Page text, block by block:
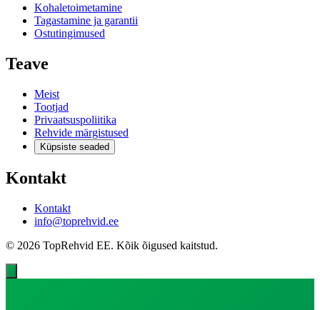
Kohaletoimetamine
Tagastamine ja garantii
Ostutingimused
Teave
Meist
Tootjad
Privaatsuspoliitika
Rehvide märgistused
Küpsiste seaded
Kontakt
Kontakt
info@toprehvid.ee
© 2026 TopRehvid EE. Kõik õigused kaitstud.